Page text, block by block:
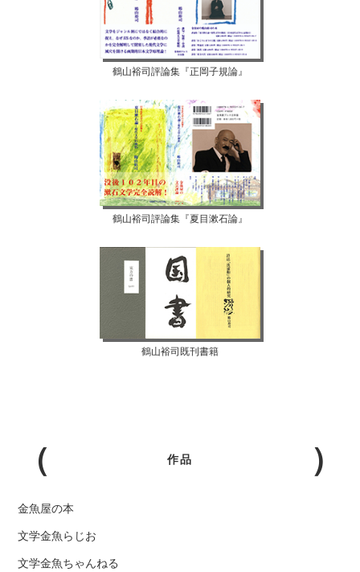
鶴山裕司評論集『正岡子規論』
鶴山裕司評論集『夏目漱石論』
鶴山裕司既刊書籍
作品
金魚屋の本
文学金魚らじお
文学金魚ちゃんねる